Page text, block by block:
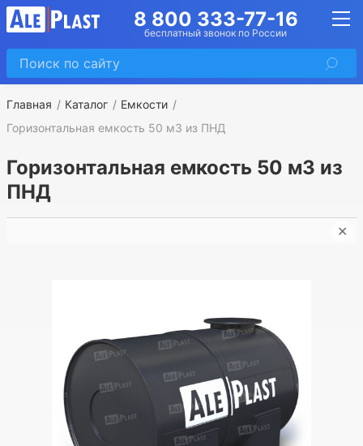
8 800 333-77-16
бесплатный звонок по России
Главная Каталог
Емкости
Горизонтальная емкость 50 м3 из ПНД
Горизонтальная емкость 50 м3 из
ПНД
✕